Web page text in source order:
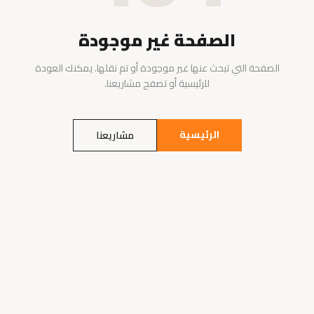
الصفحة غير موجودة
الصفحة التي تبحث عنها غير موجودة أو تم نقلها. يمكنك العودة
للرئيسية أو تصفح مشاريعنا.
الرئيسية مشاريعنا